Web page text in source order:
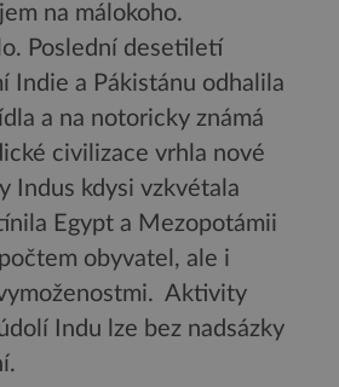
na málokoho.
Poslední desetiletí
Indie a Pákistánu odhalila
a na notoricky známá
civilizace vrhla nové
Indus kdysi vzkvétala
Egypt a Mezopotámii
obyvatel, ale i
Aktivity
Indu lze bez nadsázky